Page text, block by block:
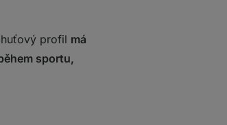
profil má
sportu,